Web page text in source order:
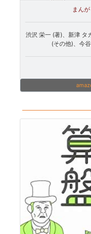
まん
渋沢 栄一 (著)、新津 タ
(その他)、今